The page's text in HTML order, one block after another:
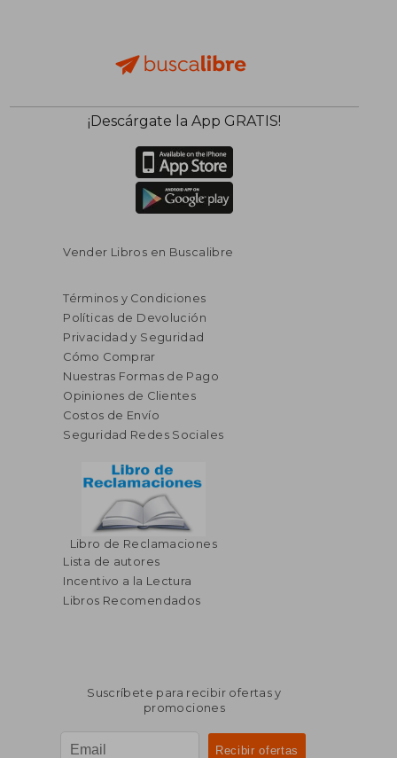
¡Descárgate la App GRATIS!
Vender Libros en Buscalibre
Términos y Condiciones
Políticas de Devolución
Privacidad y Seguridad
Cómo Comprar
Nuestras Formas de Pago
Opiniones de Clientes
Costos de Envío
Seguridad Redes Sociales
Libro de Reclamaciones
Lista de autores
Incentivo a la Lectura
Libros Recomendados
Suscríbete para recibir ofertas y
promociones